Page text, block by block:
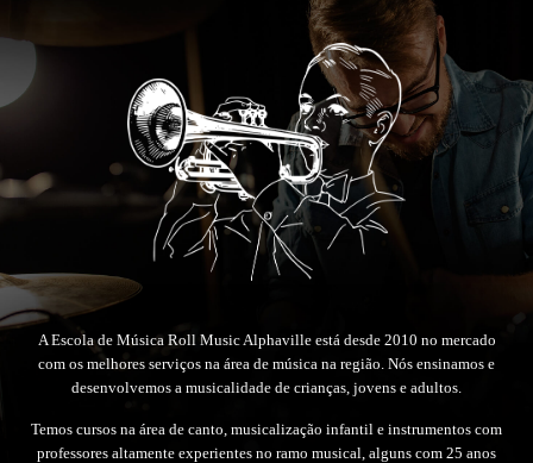
A Escola de Música Roll Music Alphaville está desde 2010 no mercado
com os melhores serviços na área de música na região. Nós ensinamos e
desenvolvemos a musicalidade de crianças, jovens e adultos.
Temos cursos na área de canto, musicalização infantil e instrumentos com
professores altamente experientes no ramo musical, alguns com 25 anos